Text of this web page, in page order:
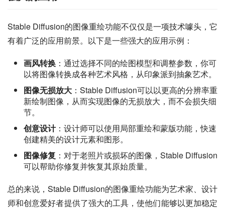
Stable Diffusion的图像重绘功能不仅仅是一项技术噱头，它
有着广泛的应用前景。以下是一些强大的应用示例：
画风转换 ：通过选择不同的绘图模型和调整参数，你可
以将图像转换成各种艺术风格，从印象派到抽象艺术。
图像无损放大 ：Stable Diffusion可以以更高的分辨率重
新绘制图像，从而实现图像的无损放大，而不会损失细
节。
创意设计：设计师可以使用局部重绘和蒙版功能，快速
创建精美的设计元素和图形。
图像修复 ：对于老照片或损坏的图像，Stable Diffusion
可以帮助你修复并恢复其原始质量。
总的来说，Stable Diffusion的图像重绘功能为艺术家、设计
师和创意爱好者提供了强大的工具，使他们能够以更加稳定